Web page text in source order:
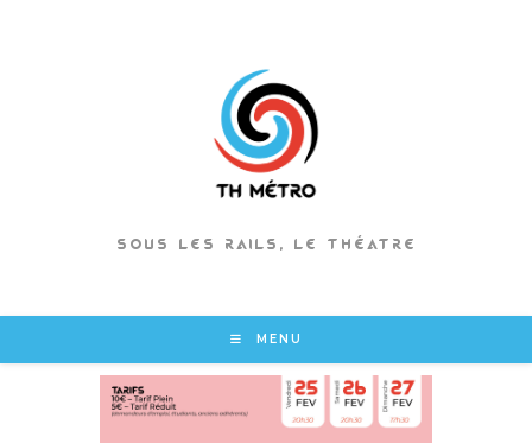
SOUS LES RAILS, LE THÉATRE
MENU